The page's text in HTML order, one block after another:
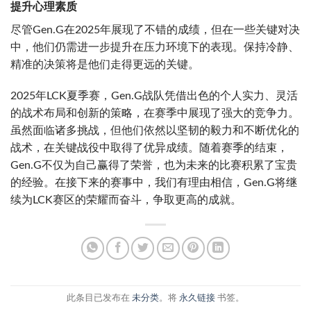
提升心理素质
尽管Gen.G在2025年展现了不错的成绩，但在一些关键对决
中，他们仍需进一步提升在压力环境下的表现。保持冷静、
精准的决策将是他们走得更远的关键。
2025年LCK夏季赛，Gen.G战队凭借出色的个人实力、灵活
的战术布局和创新的策略，在赛季中展现了强大的竞争力。
虽然面临诸多挑战，但他们依然以坚韧的毅力和不断优化的
战术，在关键战役中取得了优异成绩。随着赛季的结束，
Gen.G不仅为自己赢得了荣誉，也为未来的比赛积累了宝贵
的经验。在接下来的赛事中，我们有理由相信，Gen.G将继
续为LCK赛区的荣耀而奋斗，争取更高的成就。
此条目已发布在 未分类。将 永久链接 书签。